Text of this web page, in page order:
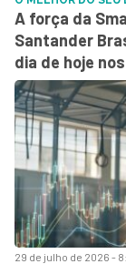
29 de julho de 2026 -
A força da
Santander
dia de hoje